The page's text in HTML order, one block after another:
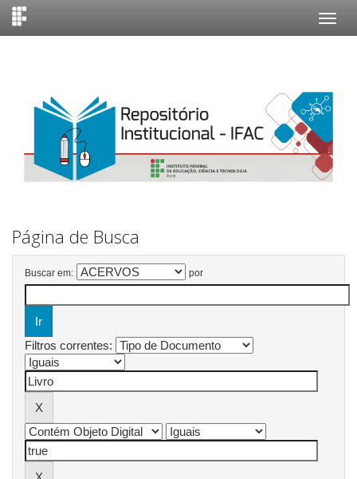
Página de Busca
Buscar em: por
Filtros correntes: